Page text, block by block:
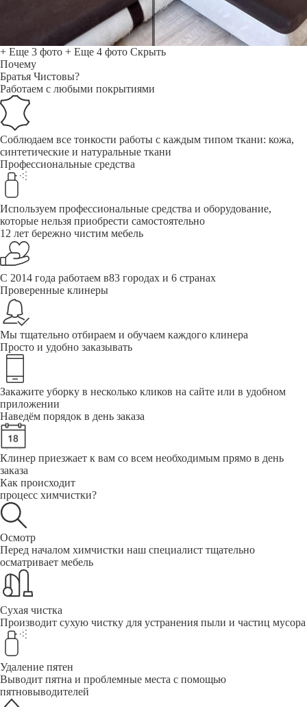
+ Еще 3 фото + Еще 4 фото Скрыть
Почему
Братья Чистовы?
Работаем с любыми покрытиями
Соблюдаем все тонкости работы с каждым типом ткани: кожа,
синтетические и натуральные ткани
Профессиональные средства
Используем профессиональные средства и оборудование,
которые нельзя приобрести самостоятельно
12 лет бережно чистим мебель
С 2014 года работаем в83 городах и 6 странах
Проверенные клинеры
Мы тщательно отбираем и обучаем каждого клинера
Просто и удобно заказывать
Закажите уборку в несколько кликов на сайте или в удобном
приложении
Наведём порядок в день заказа
Клинер приезжает к вам со всем необходимым прямо в день
заказа
Как происходит
процесс химчистки?
Осмотр
Перед началом химчистки наш специалист тщательно
осматривает мебель
Сухая чистка
Производит сухую чистку для устранения пыли и частиц мусора
Удаление пятен
Выводит пятна и проблемные места с помощью
пятновыводителей